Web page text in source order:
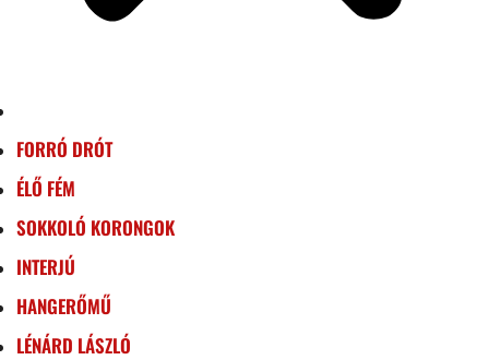
FORRÓ DRÓT
ÉLŐ FÉM
SOKKOLÓ KORONGOK
INTERJÚ
HANGERŐMŰ
LÉNÁRD LÁSZLÓ